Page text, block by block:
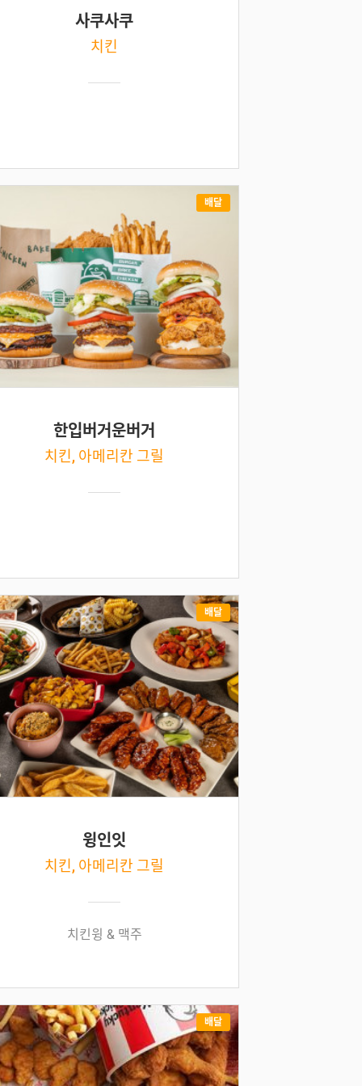
사쿠사쿠
치킨
배달
한입버거운버거
치킨, 아메리칸 그릴
배달
윙인잇
치킨, 아메리칸 그릴
치킨윙 & 맥주
배달